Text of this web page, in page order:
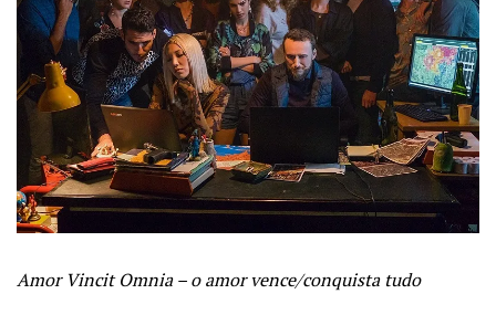
Amor Vincit Omnia – o amor vence/conquista tudo